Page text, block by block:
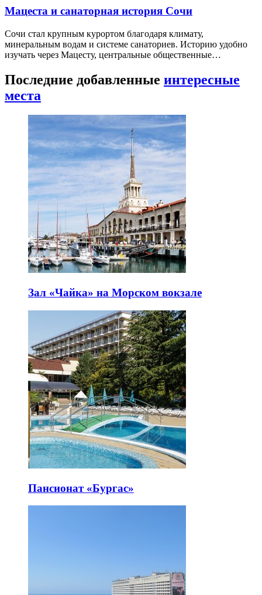
Мацеста и санаторная история Сочи
Сочи стал крупным курортом благодаря климату,
минеральным водам и системе санаториев. Историю удобно
изучать через Мацесту, центральные общественные…
Последние добавленные интересные
места
Зал «Чайка» на Морском вокзале
Пансионат «Бургас»